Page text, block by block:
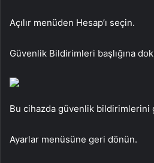
Açılır menüden Hesap’ı seçin.
Güvenlik Bildirimleri başlığına
Bu cihazda güvenlik bildirimlerini
Ayarlar menüsüne geri dönün.